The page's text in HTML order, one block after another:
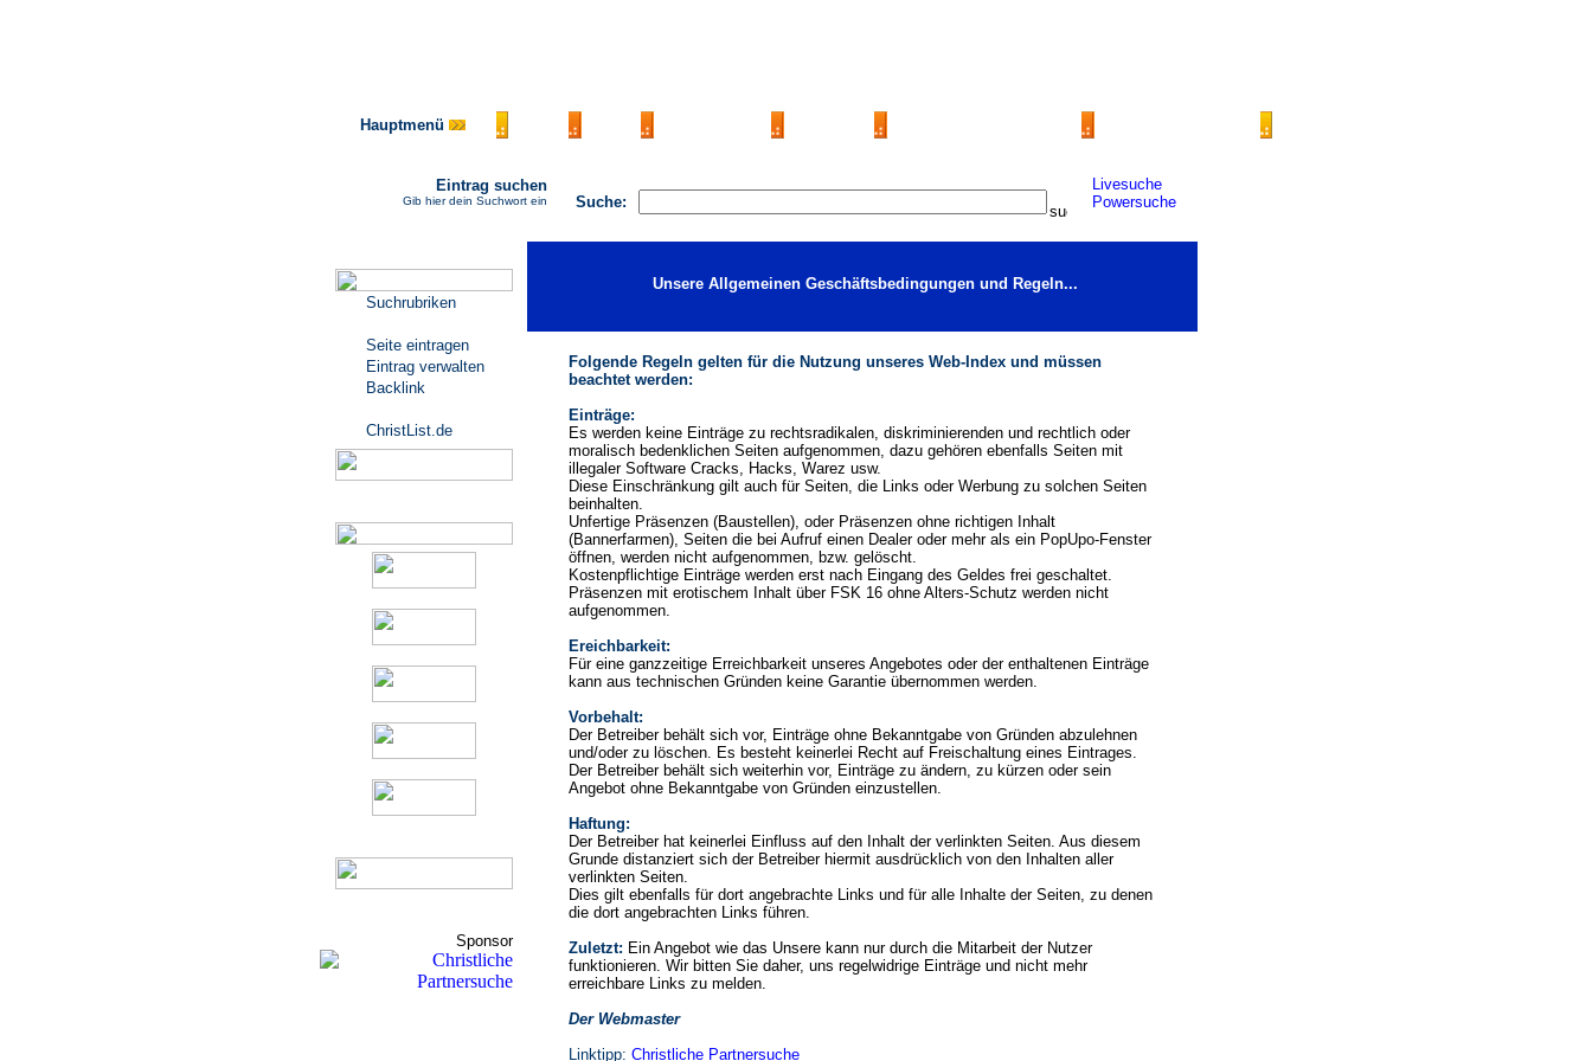
Hauptmenü
Suche:
Livesuche
Powersuche
Eintrag suchen
Gib hier dein Suchwort ein
Suchrubriken
Seite eintragen
Eintrag verwalten
Backlink
ChristList.de
Sponsor
Unsere Allgemeinen Geschäftsbedingungen und Regeln...
Folgende Regeln gelten für die Nutzung unseres Web-Index und müssen
beachtet werden:
Einträge:
Es werden keine Einträge zu rechtsradikalen, diskriminierenden und rechtlich oder
moralisch bedenklichen Seiten aufgenommen, dazu gehören ebenfalls Seiten mit
illegaler Software Cracks, Hacks, Warez usw.
Diese Einschränkung gilt auch für Seiten, die Links oder Werbung zu solchen Seiten
beinhalten.
Unfertige Präsenzen (Baustellen), oder Präsenzen ohne richtigen Inhalt
(Bannerfarmen), Seiten die bei Aufruf einen Dealer oder mehr als ein PopUpo-Fenster
öffnen, werden nicht aufgenommen, bzw. gelöscht.
Kostenpflichtige Einträge werden erst nach Eingang des Geldes frei geschaltet.
Präsenzen mit erotischem Inhalt über FSK 16 ohne Alters-Schutz werden nicht
aufgenommen.
Ereichbarkeit:
Für eine ganzzeitige Erreichbarkeit unseres Angebotes oder der enthaltenen Einträge
kann aus technischen Gründen keine Garantie übernommen werden.
Vorbehalt:
Der Betreiber behält sich vor, Einträge ohne Bekanntgabe von Gründen abzulehnen
und/oder zu löschen. Es besteht keinerlei Recht auf Freischaltung eines Eintrages.
Der Betreiber behält sich weiterhin vor, Einträge zu ändern, zu kürzen oder sein
Angebot ohne Bekanntgabe von Gründen einzustellen.
Haftung:
Der Betreiber hat keinerlei Einfluss auf den Inhalt der verlinkten Seiten. Aus diesem
Grunde distanziert sich der Betreiber hiermit ausdrücklich von den Inhalten aller
verlinkten Seiten.
Dies gilt ebenfalls für dort angebrachte Links und für alle Inhalte der Seiten, zu denen
die dort angebrachten Links führen.
Zuletzt: Ein Angebot wie das Unsere kann nur durch die Mitarbeit der Nutzer
funktionieren. Wir bitten Sie daher, uns regelwidrige Einträge und nicht mehr
erreichbare Links zu melden.
Der Webmaster
Linktipp: Christliche Partnersuche